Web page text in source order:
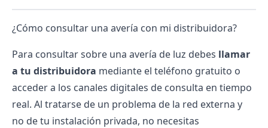
¿Cómo consultar una avería con mi distribuidora?
Para consultar sobre una avería de luz debes llamar
a tu distribuidora mediante el teléfono gratuito o
acceder a los canales digitales de consulta en tiempo
real. Al tratarse de un problema de la red externa y
no de tu instalación privada, no necesitas